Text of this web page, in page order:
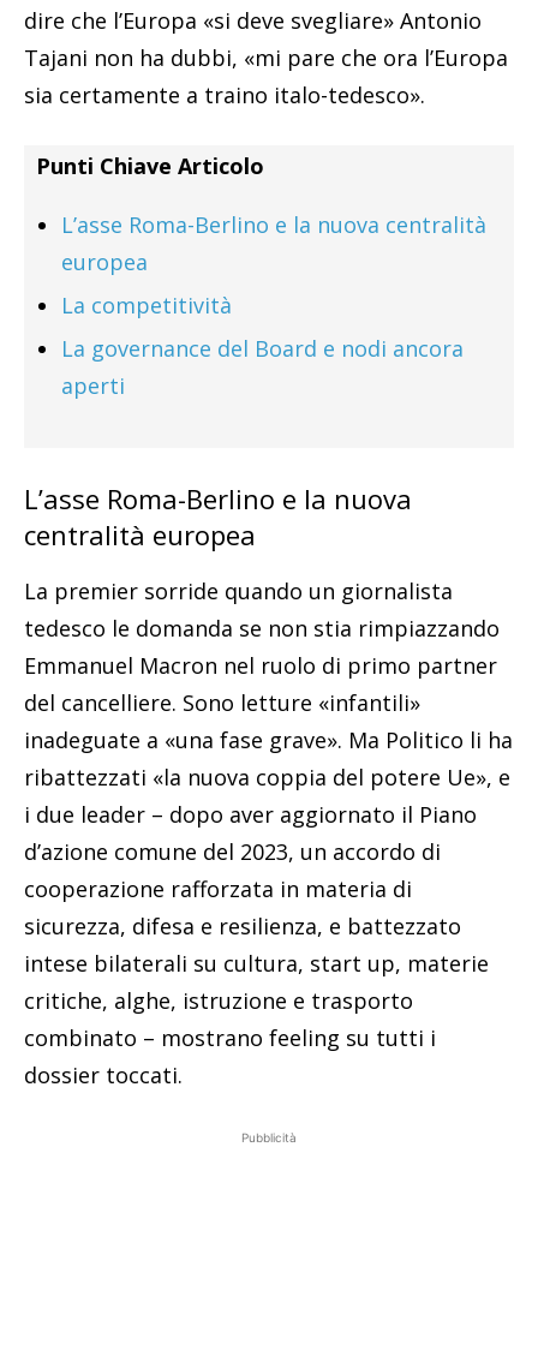
dire che l’Europa «si deve svegliare» Antonio
Tajani non ha dubbi, «mi pare che ora l’Europa
sia certamente a traino italo-tedesco».
Punti Chiave Articolo
L’asse Roma-Berlino e la nuova centralità
europea
La competitività
La governance del Board e nodi ancora
aperti
L’asse Roma-Berlino e la nuova
centralità europea
La premier sorride quando un giornalista
tedesco le domanda se non stia rimpiazzando
Emmanuel Macron nel ruolo di primo partner
del cancelliere. Sono letture «infantili»
inadeguate a «una fase grave». Ma Politico li ha
ribattezzati «la nuova coppia del potere Ue», e
i due leader – dopo aver aggiornato il Piano
d’azione comune del 2023, un accordo di
cooperazione rafforzata in materia di
sicurezza, difesa e resilienza, e battezzato
intese bilaterali su cultura, start up, materie
critiche, alghe, istruzione e trasporto
combinato – mostrano feeling su tutti i
dossier toccati.
Pubblicità